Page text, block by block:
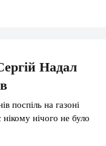
Надал
поспіль на газоні
нічого не було